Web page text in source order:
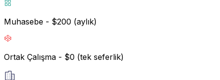
Muhasebe - $200 (aylık)
Ortak Çalışma - $0 (tek seferlik)